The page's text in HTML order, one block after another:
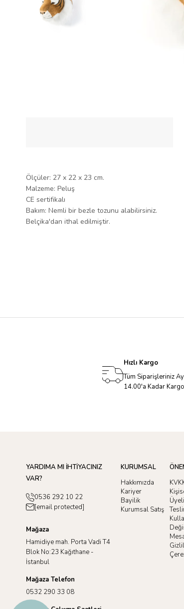
Ölçüler: 27 x 22 x 23 cm.
Malzeme: Peluş
CE sertifikalı
Bakım: Nemli bir bezle tozunu alabilirsiniz.
Belçika'dan ithal edilmiştir.
Hızlı Kargo
Tüm Siparişleriniz
14.00'a Kadar
YARDIMA MI İHTİYACINIZ
VAR?
0536 292 10 22
[email protected]
Mağaza
Hamidiye mah. Porta Vadi T4
Blok No:23 Kağıthane -
İstanbul
Mağaza Telefon
0532 290 33 08
KURUMSAL
Hakkımızda
Kariyer
Bayilik
Kurumsal Satış